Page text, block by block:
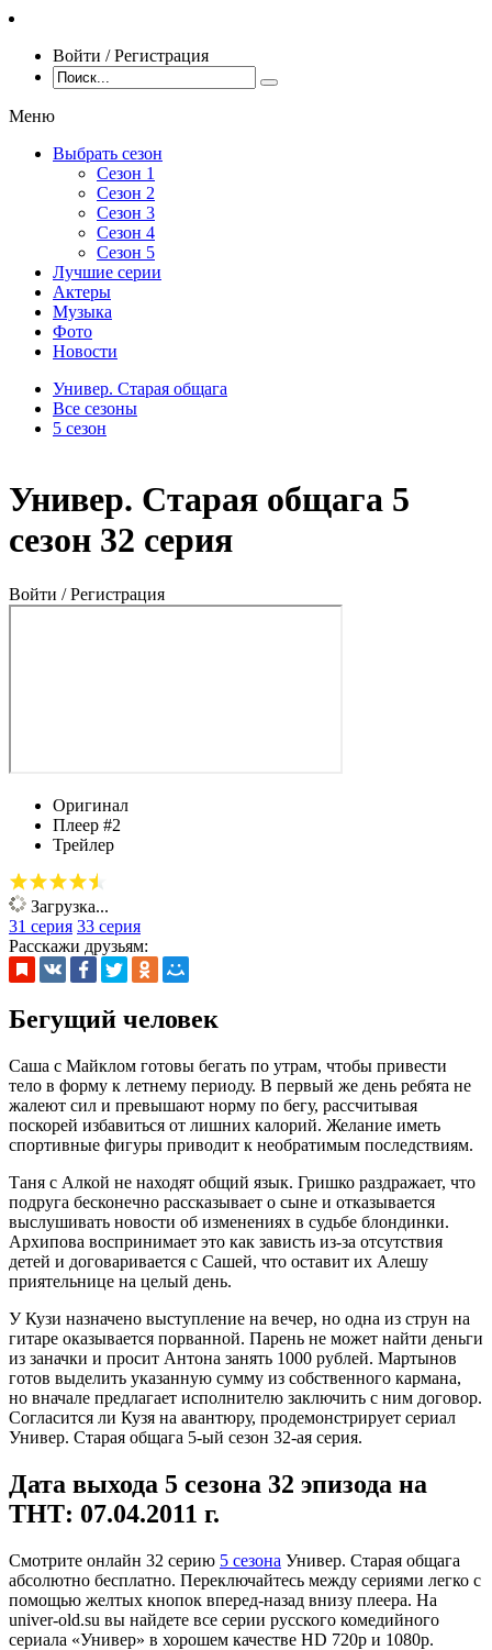
Войти / Регистрация
Меню
Выбрать сезон
Сезон 1
Сезон 2
Сезон 3
Сезон 4
Сезон 5
Лучшие серии
Актеры
Музыка
Фото
Новости
Универ. Старая общага
Все сезоны
5 сезон
Универ. Старая общага 5
сезон 32 серия
Войти / Регистрация
Оригинал
Плеер #2
Трейлер
Загрузка...
31 серия 33 серия
Расскажи друзьям:
Бегущий человек
Саша с Майклом готовы бегать по утрам, чтобы привести
тело в форму к летнему периоду. В первый же день ребята не
жалеют сил и превышают норму по бегу, рассчитывая
поскорей избавиться от лишних калорий. Желание иметь
спортивные фигуры приводит к необратимым последствиям.
Таня с Алкой не находят общий язык. Гришко раздражает, что
подруга бесконечно рассказывает о сыне и отказывается
выслушивать новости об изменениях в судьбе блондинки.
Архипова воспринимает это как зависть из-за отсутствия
детей и договаривается с Сашей, что оставит их Алешу
приятельнице на целый день.
У Кузи назначено выступление на вечер, но одна из струн на
гитаре оказывается порванной. Парень не может найти деньги
из заначки и просит Антона занять 1000 рублей. Мартынов
готов выделить указанную сумму из собственного кармана,
но вначале предлагает исполнителю заключить с ним договор.
Согласится ли Кузя на авантюру, продемонстрирует сериал
Универ. Старая общага 5-ый сезон 32-ая серия.
Дата выхода 5 сезона 32 эпизода на
ТНТ: 07.04.2011 г.
Смотрите онлайн 32 серию 5 сезона Универ. Старая общага
абсолютно бесплатно. Переключайтесь между сериями легко с
помощью желтых кнопок вперед-назад внизу плеера. На
univer-old.su вы найдете все серии русского комедийного
сериала «Универ» в хорошем качестве HD 720p и 1080p.